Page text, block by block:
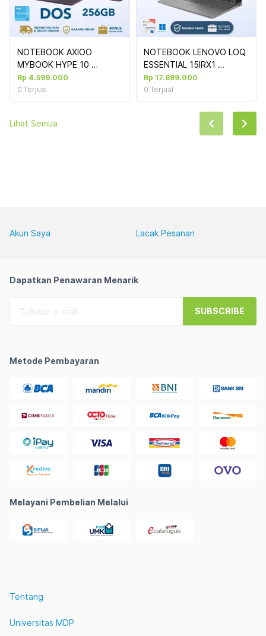
NOTEBOOK AXIOO
MYBOOK HYPE 10
(NBAX244C08HNN)
TITANIUM BROWN  : INTEL
CELERON N4020,8GB,HD
Rp 4.599.000
0 Terjual
NOTEBOOK LENOVO LOQ
ESSENTIAL 15IRX1
(83SC003KID) LUNA GREY
: INTEL CORE I5-
1350HX,16GB DDR5-
4800,512GB SSD M.2
2242 PCIE,RTX 5050
Rp 17.899.000
0 Terjual
Lihat Semua
Akun Saya Lacak Pesanan
Dapatkan Penawaran Menarik
SUBSCRIBE
Metode Pembayaran
Melayani Pembelian Melalui
Tentang
Universitas MDP